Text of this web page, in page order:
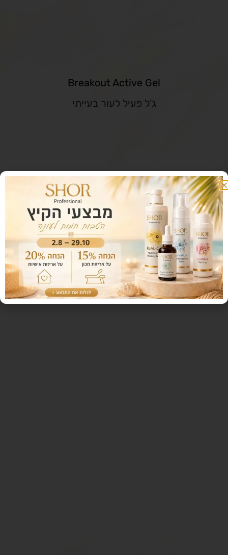
Breakout Active Gel
ג'ל פעיל לעור בעייתי